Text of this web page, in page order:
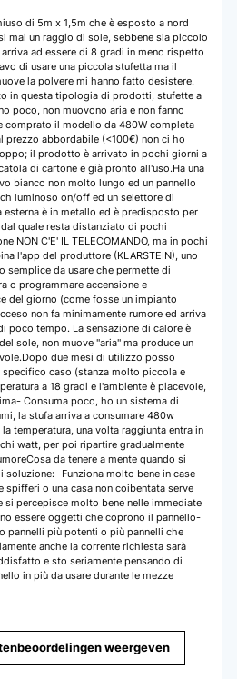
di 5m x 1,5m che è esposto a nord
mai un raggio di sole, sebbene sia piccolo
ad essere di 8 gradi in meno rispetto
di usare una piccola stufetta ma il
la polvere mi hanno fatto desistere.
in questa tipologia di prodotti, stufette a
poco, non muovono aria e non fanno
comprato il modello da 480W completa
prezzo abbordabile (<100€) non ci ho
il prodotto è arrivato in pochi giorni a
di cartone e già pronto all'uso.Ha una
bianco non molto lungo ed un pannello
luminoso on/off ed un selettore di
esterna è in metallo ed è predisposto per
quale resta distanziato di pochi
NON C'E' IL TELECOMANDO, ma in pochi
l'app del produttore (KLARSTEIN), uno
semplice da usare che permette di
o programmare accensione e
del giorno (come fosse un impianto
non fa minimamente rumore ed arriva
poco tempo. La sensazione di calore è
sole, non muove "aria" ma produce un
due mesi di utilizzo posso
caso (stanza molto piccola e
a 18 gradi e l'ambiente è piacevole,
Consuma poco, ho un sistema di
la stufa arriva a consumare 480w
temperatura, una volta raggiunta entra in
watt, per poi ripartire gradualmente
da tenere a mente quando si
soluzione:- Funziona molto bene in case
spifferi o una casa non coibentata serve
si percepisce molto bene nelle immediate
essere oggetti che coprono il pannello-
pannelli più potenti o più pannelli che
anche la corrente richiesta sarà
e sto seriamente pensando di
in più da usare durante le mezze
weergeven